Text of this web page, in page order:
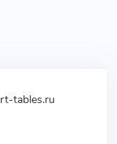
tables.ru